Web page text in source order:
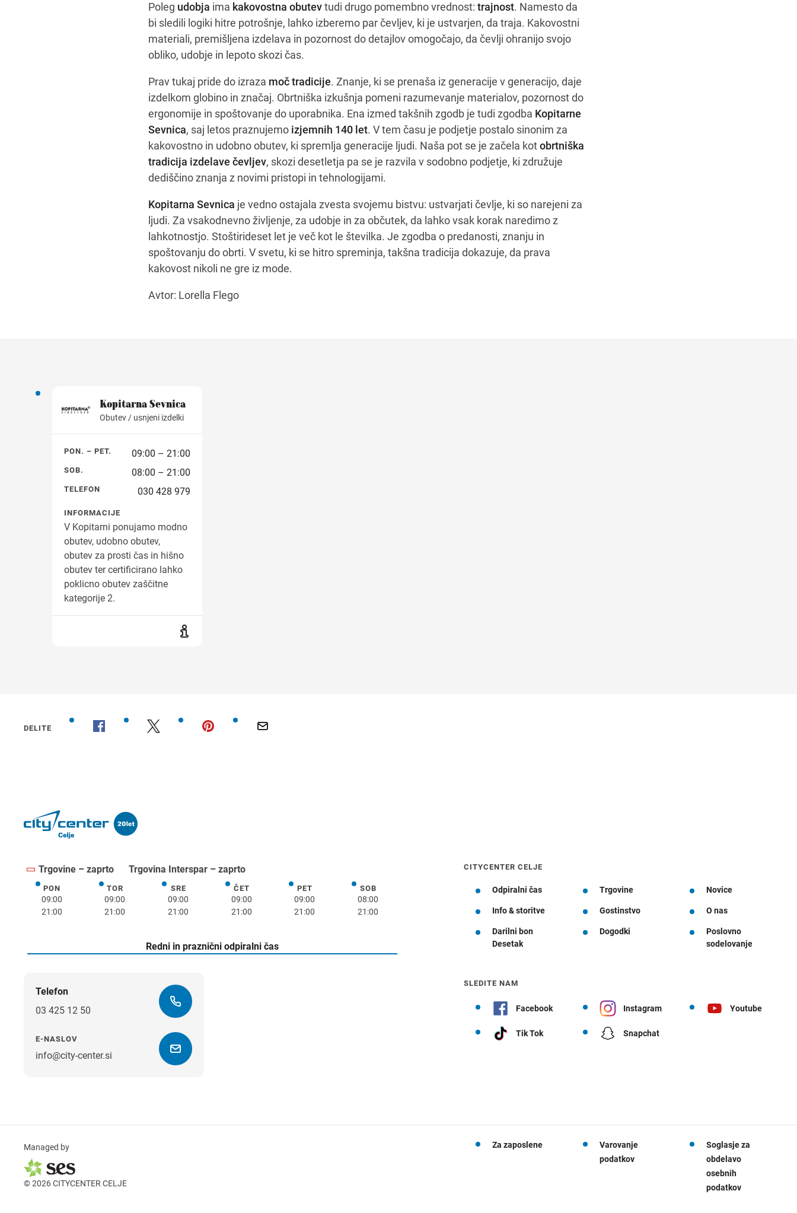
Poleg udobja ima kakovostna obutevtudi drugo pomembno vrednost: trajnost. Namesto da
bi sledili logiki hitre potrošnje, lahko izberemo par čevljev, ki je ustvarjen, da traja. Kakovostni
materiali, premišljena izdelava in pozornost do detajlov omogočajo, da čevlji ohranijo svojo
obliko, udobje in lepoto skozi čas.
Prav tukaj pride do izraza moč tradicije. Znanje, ki se prenaša iz generacije v generacijo, daje
izdelkom globino in značaj. Obrtniška izkušnja pomeni razumevanje materialov, pozornost do
ergonomije in spoštovanje do uporabnika. Ena izmed takšnih zgodb je tudi zgodba Kopitarne
Sevnica, saj letos praznujemoizjemnih 140 let. V tem času je podjetje postalo sinonim za
kakovostno in udobno obutev, ki spremlja generacije ljudi. Naša pot se je začela kotobrtniška
tradicija izdelave čevljev, skozi desetletja pa se je razvila v sodobno podjetje, ki združuje
dediščino znanja z novimi pristopi in tehnologijami.
Kopitarna Sevnica je vedno ostajala zvesta svojemu bistvu: ustvarjati čevlje, ki so narejeni za
ljudi. Za vsakodnevno življenje, za udobje in za občutek, da lahko vsak korak naredimo z
lahkotnostjo. Stoštirideset let je več kot le številka. Je zgodba o predanosti, znanju in
spoštovanju do obrti. V svetu, ki se hitro spreminja, takšna tradicija dokazuje, da prava
kakovost nikoli ne gre iz mode.
Avtor: Lorella Flego
Kopitarna Sevnica
Obutev / usnjeni izdelki
PON. – PET. 09:00 – 21:00
SOB. 08:00 – 21:00
TELEFON 030 428 979
INFORMACIJE
V Kopitarni ponujamo modno
obutev, udobno obutev,
obutev za prosti čas in hišno
obutev ter certificirano lahko
poklicno obutev zaščitne
kategorije 2.
DELITE
Trgovine – zaprto Trgovina Interspar – zaprto
PONponedeljek
09:00
21:00
TORtorek
09:00
21:00
SREsreda
09:00
21:00
ČETčetrtek
09:00
21:00
PETpetek
09:00
21:00
SOBsobota
08:00
21:00
Redni in praznični odpiralni čas
Telefon
03 425 12 50
E-NASLOV
info@city-center.si
CITYCENTER CELJE
Odpiralni čas Trgovine Novice
Info & storitve Gostinstvo O nas
Darilni bon
Desetak
Dogodki
Poslovno
sodelovanje
SLEDITE NAM
Facebook Instagram Youtube
Tik Tok Snapchat
Managed by
© 2026 CITYCENTER CELJE
Za zaposlene
Varovanje
podatkov
Soglasje za
obdelavo
osebnih
podatkov